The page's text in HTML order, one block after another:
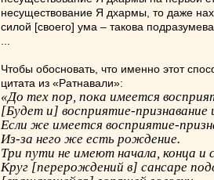
несуществование Я дхармы, то даже
силой [своего] ума – такова
Чтобы обосновать, что именно этот
цитата из «Ратнавали»:
«До тех пор, пока имеется
[Будет и] восприятие-признавание
Если же имеется восприятие-
Из-за него же есть рождение.
Три пути не имеют начала, конца и
Круг [перерождений в] сансаре